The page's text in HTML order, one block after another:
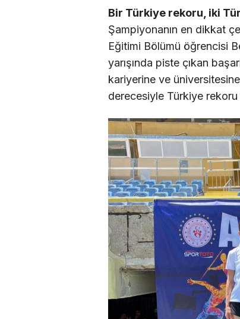
Bir Türkiye rekoru, iki
Şampiyonanın en dikkat
Eğitimi Bölümü öğrencisi
yarışında piste çıkan
kariyerine ve
derecesiyle Türkiye